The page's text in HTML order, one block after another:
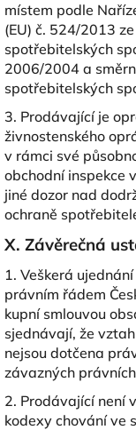
místem podle
(EU) č. 524/2013
spotřebitelských
2006/2004 a
spotřebitelských
3. Prodávající je
živnostenského
v rámci své
obchodní inspekce
jiné dozor nad
ochraně
X. Závěrečná
1. Veškerá
právním řádem
kupní smlouvou
sjednávají, že
nejsou dotčena
závazných
2. Prodávající není
kodexy chování ve